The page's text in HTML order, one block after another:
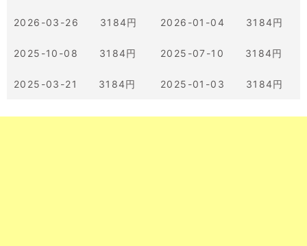
2026-03-26 3184円 2026-01-04 3184円
2025-10-08 3184円 2025-07-10 3184円
2025-03-21 3184円 2025-01-03 3184円